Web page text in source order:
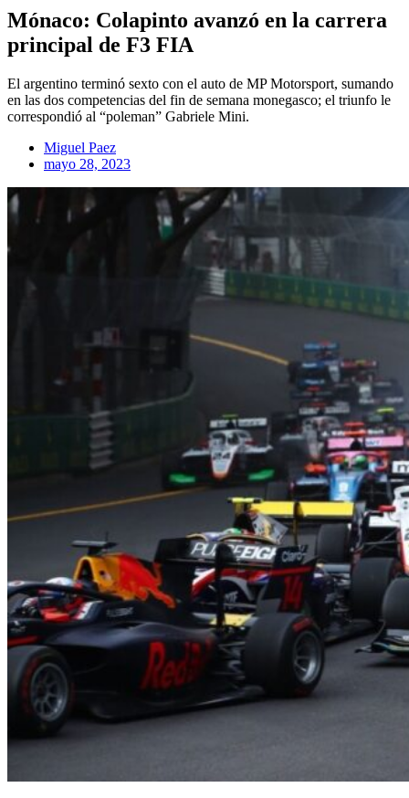
Mónaco: Colapinto avanzó en la carrera
principal de F3 FIA
El argentino terminó sexto con el auto de MP Motorsport, sumando
en las dos competencias del fin de semana monegasco; el triunfo le
correspondió al “poleman” Gabriele Mini.
Miguel Paez
mayo 28, 2023